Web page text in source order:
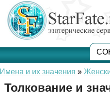
Имена и их значения »
Толкование и